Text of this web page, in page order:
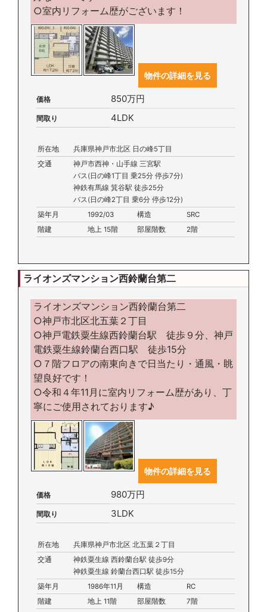
○室内リフォーム歴がございます！
物件の詳細を見る
価格 850万円
間取り 4LDK
所在地
兵庫県神戸市北区 日の峰5丁目
交通
神戸市西神・山手線 三宮駅
バス(日の峰1丁目 乗25分 停歩7分)
神鉄有馬線 箕谷駅 徒歩25分
バス(日の峰2丁目 乗6分 停歩12分)
築年月
1992/03 構造
SRC
階建
地上 15階 部屋階数 2階
ライオンズマンション西鈴蘭台第二
ライオンズマンション西鈴蘭台第二
○神戸市北区北五葉２丁目
○神戸電鉄粟生線西鈴蘭台駅 徒歩９分、神戸
電鉄粟生線鈴蘭台西口駅 徒歩15分
○７階フロアの南東向きで日当たり・通風・眺
望良好です！
○令和４年11月に室内リフォーム歴があり、丁
寧にご使用されております♪
物件の詳細を見る
価格 980万円
間取り 3LDK
所在地
兵庫県神戸市北区 北五葉２丁目
交通
神鉄粟生線 西鈴蘭台駅 徒歩9分
神鉄粟生線 鈴蘭台西口駅 徒歩15分
築年月
1986年11月 構造
RC
階建
地上 11階 部屋階数 7階